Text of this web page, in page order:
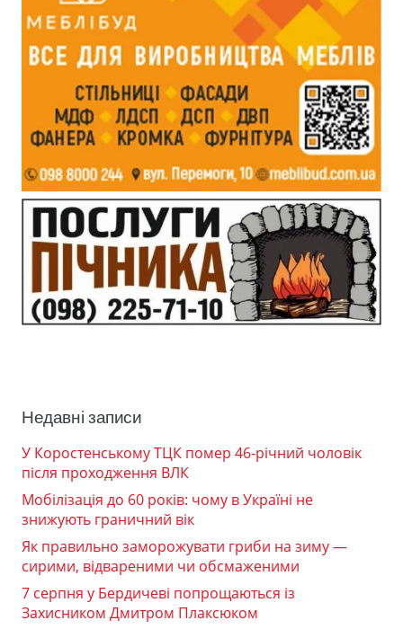
Недавні записи
У Коростенському ТЦК помер 46-річний чоловік
після проходження ВЛК
Мобілізація до 60 років: чому в Україні не
знижують граничний вік
Як правильно заморожувати гриби на зиму —
сирими, відвареними чи обсмаженими
7 серпня у Бердичеві попрощаються із
Захисником Дмитром Плаксюком